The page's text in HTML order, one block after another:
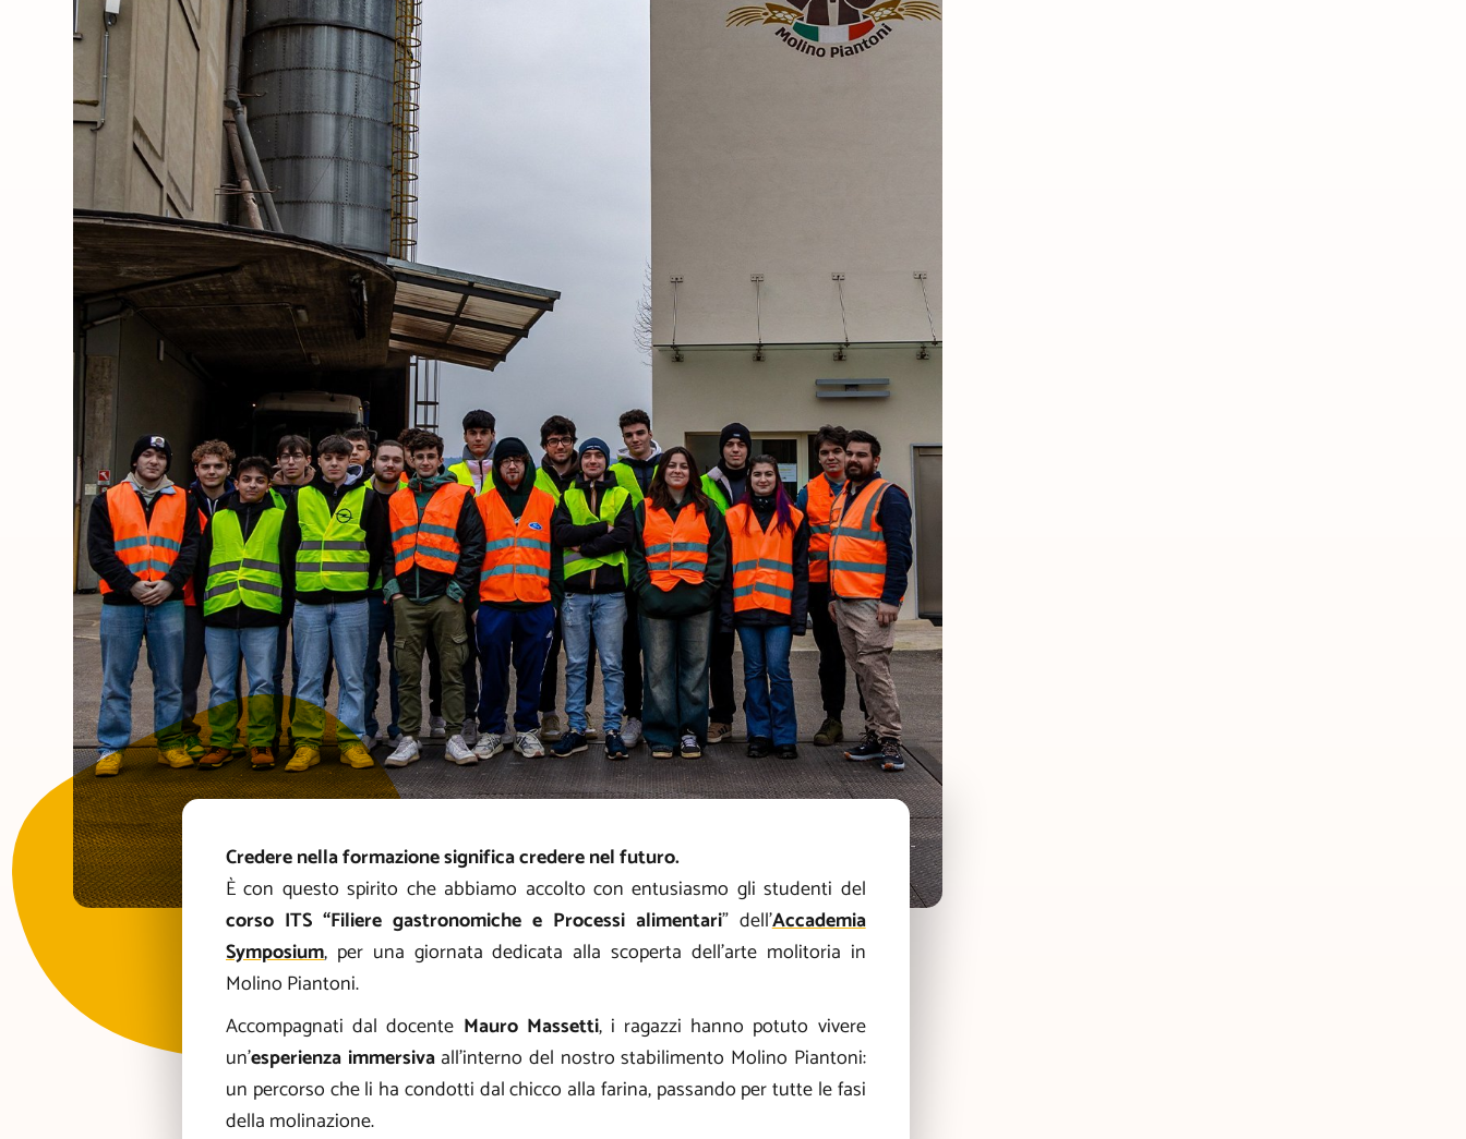
Credere nella formazione significa credere nel futuro.
È con questo spirito che abbiamo accolto con entusiasmo gli studenti del
corso ITS “Filiere gastronomiche e Processi alimentari” dell’Accademia
Symposium, per una giornata dedicata alla scoperta dell’arte molitoria in
Molino Piantoni.
Accompagnati dal docente Mauro Massetti, i ragazzi hanno potuto vivere
un’esperienza immersivaall’interno del nostro stabilimento Molino Piantoni:
un percorso che li ha condotti dal chicco alla farina, passando per tutte le fasi
della molinazione.